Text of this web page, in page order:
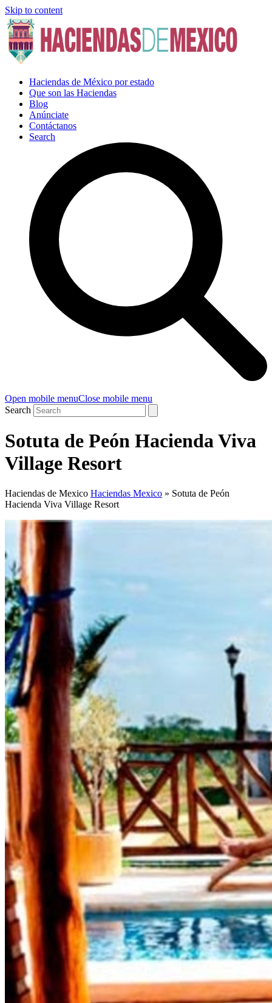
Skip to content
Haciendas de México por estado
Que son las Haciendas
Blog
Anúnciate
Contáctanos
Search
Open mobile menuClose mobile menu
Search
Sotuta de Peón Hacienda Viva
Village Resort
Haciendas de Mexico Haciendas Mexico » Sotuta de Peón
Hacienda Viva Village Resort